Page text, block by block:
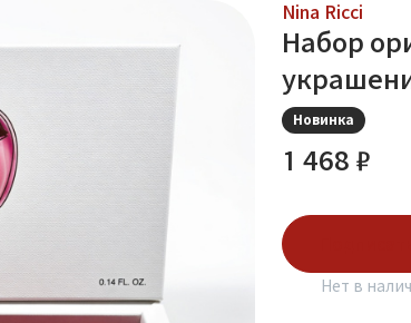
Nina Ricci
Набор
Новинка
1 468 ₽
Нет в